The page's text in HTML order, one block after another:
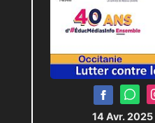
14 Avr. 2025